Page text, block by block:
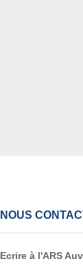
NOUS
Ecrire à l'ARS